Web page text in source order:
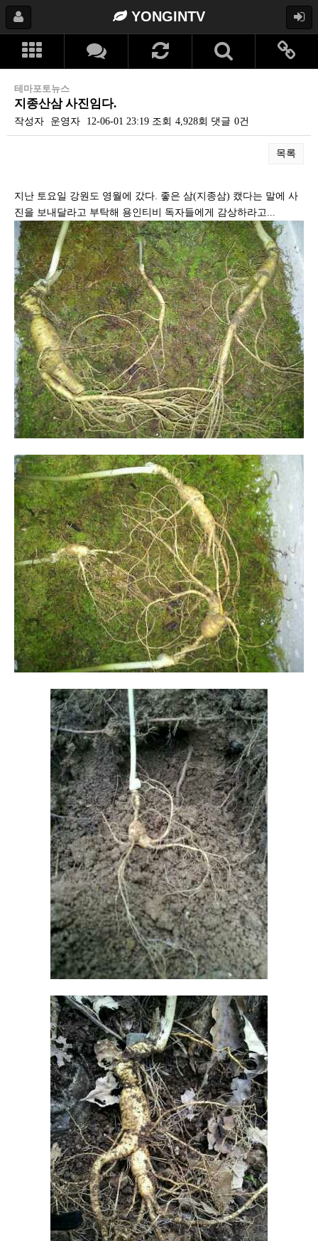
YONGINTV
테마포토뉴스
지종산삼 사진임다.
작성자 운영자 12-06-01 23:19 조회 4,928회 댓글 0건
목록
지난 토요일 강원도 영월에 갔다. 좋은 삼(지종삼) 캤다는 말에 사
진을 보내달라고 부탁해 용인티비 독자들에게 감상하라고...